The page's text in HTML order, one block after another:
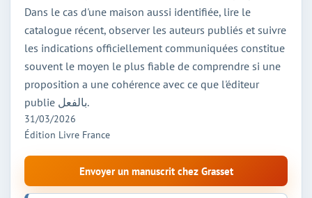
Dans le cas d'une maison aussi identifiée, lire le
catalogue récent, observer les auteurs publiés et suivre
les indications officiellement communiquées constitue
souvent le moyen le plus fiable de comprendre si une
proposition a une cohérence avec ce que l'éditeur
publie بالفعل.
31/03/2026
Édition Livre France
Envoyer un manuscrit chez Grasset